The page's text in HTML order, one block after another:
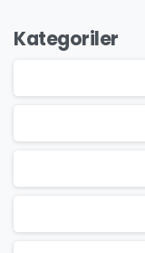
Kategoriler